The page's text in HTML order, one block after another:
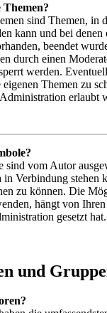
Themen?
sind Themen, in
kann und bei denen
beendet
durch einen
werden.
Themen zu
erlaubt
sind vom Autor
Verbindung stehen
zu können. Die
hängt von
gesetzt hat.
und